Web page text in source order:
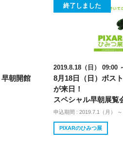
朝開館
終了しました
2019.8.18（日） 09:00
8月18日（日）ボス
が来日！
スペシャル早朝展覧
申込期間 : 2019.7.1（月） ～
PIXARのひみつ展